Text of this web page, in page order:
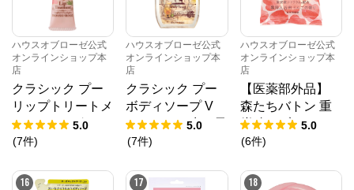
ハウスオブローゼ公式
オンラインショップ本
店
クラシック プー
リップトリートメ
ント GE（グレー
プフルーツ＆ユー
5g
5.0
(7件)
ハウスオブローゼ公式
オンラインショップ本
店
クラシック プー
ボディソープ V
（すみれと赤い果
実の香り） 200
5.0
(7件)
ハウスオブローゼ公式
オンラインショップ本
店
【医薬部外品】
森たちバトン 重
炭酸タブレット
りんごの香り
レット〕 40g
5.0
(6件)
16 17 18